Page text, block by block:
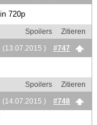
720p
Spoilers
Zitieren
(13.07.2015 )
#747
Spoilers
Zitieren
(14.07.2015 )
#748